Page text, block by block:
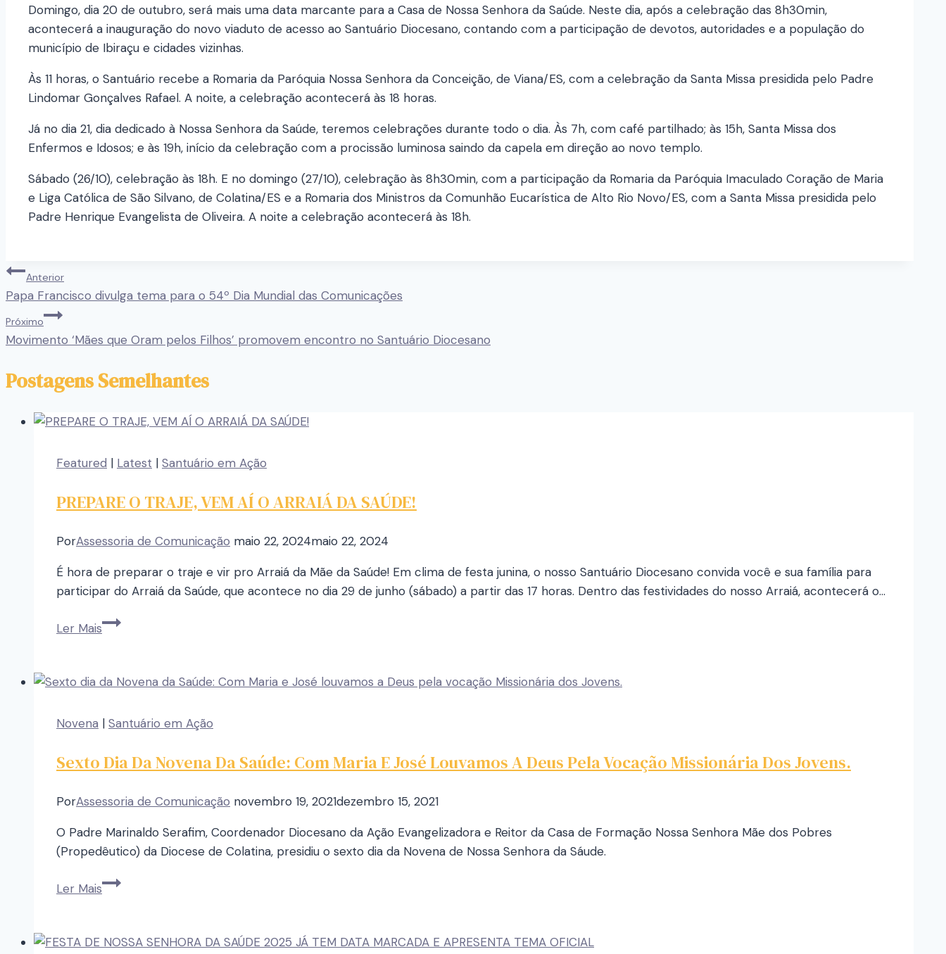
Domingo, dia 20 de outubro, será mais uma data marcante para a Casa de Nossa Senhora da Saúde. Neste dia, após a celebração das 8h30min,
acontecerá a inauguração do novo viaduto de acesso ao Santuário Diocesano, contando com a participação de devotos, autoridades e a população do
município de Ibiraçu e cidades vizinhas.
Às 11 horas, o Santuário recebe a Romaria da Paróquia Nossa Senhora da Conceição, de Viana/ES, com a celebração da Santa Missa presidida pelo Padre
Lindomar Gonçalves Rafael. A noite, a celebração acontecerá às 18 horas.
Já no dia 21, dia dedicado à Nossa Senhora da Saúde, teremos celebrações durante todo o dia. Às 7h, com café partilhado; às 15h, Santa Missa dos
Enfermos e Idosos; e às 19h, início da celebração com a procissão luminosa saindo da capela em direção ao novo templo.
Sábado (26/10), celebração às 18h. E no domingo (27/10), celebração às 8h30min, com a participação da Romaria da Paróquia Imaculado Coração de Maria
e Liga Católica de São Silvano, de Colatina/ES e a Romaria dos Ministros da Comunhão Eucarística de Alto Rio Novo/ES, com a Santa Missa presidida pelo
Padre Henrique Evangelista de Oliveira. A noite a celebração acontecerá às 18h.
Anterior
Papa Francisco divulga tema para o 54º Dia Mundial das Comunicações
Próximo
Movimento ‘Mães que Oram pelos Filhos’ promovem encontro no Santuário Diocesano
Postagens Semelhantes
Featured | Latest | Santuário em Ação
PREPARE O TRAJE, VEM AÍ O ARRAIÁ DA SAÚDE!
PorAssessoria de Comunicação maio 22, 2024maio 22, 2024
É hora de preparar o traje e vir pro Arraiá da Mãe da Saúde! Em clima de festa junina, o nosso Santuário Diocesano convida você e sua família para
participar do Arraiá da Saúde, que acontece no dia 29 de junho (sábado) a partir das 17 horas. Dentro das festividades do nosso Arraiá, acontecerá o…
Ler Mais
Novena | Santuário em Ação
Sexto Dia Da Novena Da Saúde: Com Maria E José Louvamos A Deus Pela Vocação Missionária Dos Jovens.
PorAssessoria de Comunicação novembro 19, 2021dezembro 15, 2021
O Padre Marinaldo Serafim, Coordenador Diocesano da Ação Evangelizadora e Reitor da Casa de Formação Nossa Senhora Mãe dos Pobres
(Propedêutico) da Diocese de Colatina, presidiu o sexto dia da Novena de Nossa Senhora da Sáude.
Ler Mais